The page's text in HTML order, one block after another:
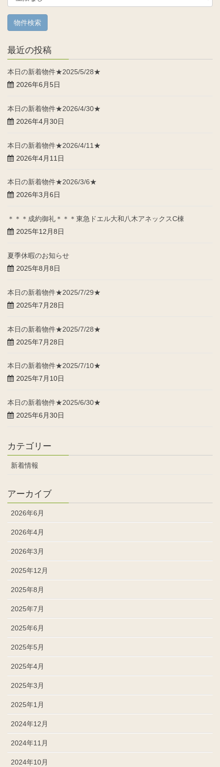
最近の投稿
本日の新着物件★2025/5/28★
2026年6月5日
本日の新着物件★2026/4/30★
2026年4月30日
本日の新着物件★2026/4/11★
2026年4月11日
本日の新着物件★2026/3/6★
2026年3月6日
＊＊＊成約御礼＊＊＊東急ドエル大和八木アネックスC棟
2025年12月8日
夏季休暇のお知らせ
2025年8月8日
本日の新着物件★2025/7/29★
2025年7月28日
本日の新着物件★2025/7/28★
2025年7月28日
本日の新着物件★2025/7/10★
2025年7月10日
本日の新着物件★2025/6/30★
2025年6月30日
カテゴリー
新着情報
アーカイブ
2026年6月
2026年4月
2026年3月
2025年12月
2025年8月
2025年7月
2025年6月
2025年5月
2025年4月
2025年3月
2025年1月
2024年12月
2024年11月
2024年10月